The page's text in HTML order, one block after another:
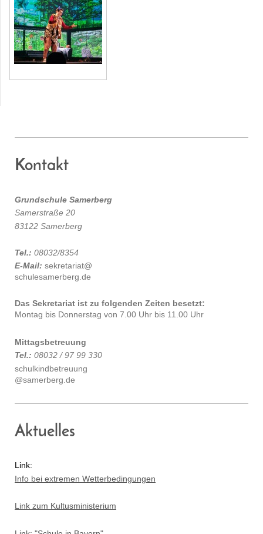
Kontakt
Grundschule Samerberg
Samerstraße 20
83122 Samerberg
Tel.: 08032/8354
E-Mail: sekretariat@
schulesamerberg.de
Das Sekretariat ist zu folgenden Zeiten besetzt:
Montag bis Donnerstag von 7.00 Uhr bis 11.00 Uhr
Mittagsbetreuung
Tel.: 08032 / 97 99 330
schulkindbetreuung
@samerberg.de
Aktuelles
Link:
Info bei extremen Wetterbedingungen
Link zum Kultusministerium